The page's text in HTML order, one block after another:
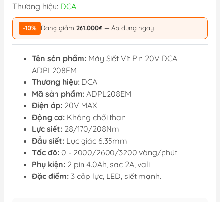
Thương hiệu: DCA
-10% Đang giảm 261.000₫ — Áp dụng ngay
Tên sản phẩm: Máy Siết Vít Pin 20V DCA
ADPL208EM
Thương hiệu: DCA
Mã sản phẩm: ADPL208EM
Điện áp: 20V MAX
Động cơ: Không chổi than
Lực siết: 28/170/208Nm
Đầu siết: Lục giác 6.35mm
Tốc độ: 0 - 2000/2600/3200 vòng/phút
Phụ kiện: 2 pin 4.0Ah, sạc 2A, vali
Đặc điểm: 3 cấp lực, LED, siết mạnh.